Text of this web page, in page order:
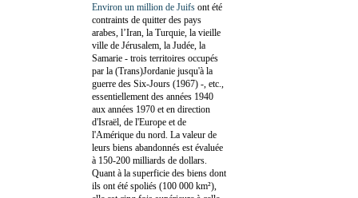
Environ un million de Juifs ont été
contraints de quitter des pays
arabes, l’Iran, la Turquie, la vieille
ville de Jérusalem, la Judée, la
Samarie - trois territoires occupés
par la (Trans)Jordanie jusqu'à la
guerre des Six-Jours (1967) -, etc.,
essentiellement des années 1940
aux années 1970 et en direction
d'Israël, de l'Europe et de
l'Amérique du nord. La valeur de
leurs biens abandonnés est évaluée
à 150-200 milliards de dollars.
Quant à la superficie des biens dont
ils ont été spoliés (100 000 km²),